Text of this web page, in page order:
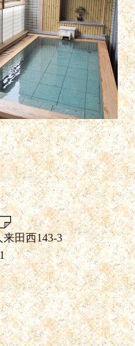
田西143-3